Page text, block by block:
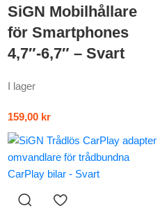
SiGN Mobilhållare
för Smartphones
4,7″-6,7″ – Svart
I lager
159,00 kr